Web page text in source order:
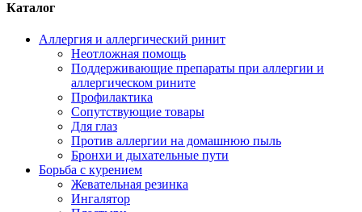
Каталог
Аллергия и аллергический ринит
Неотложная помощь
Поддерживающие препараты при аллергии и
аллергическом рините
Профилактика
Сопутствующие товары
Для глаз
Против аллергии на домашнюю пыль
Бронхи и дыхательные пути
Борьба с курением
Жевательная резинка
Ингалятор